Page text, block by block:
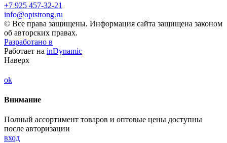
+7 925 457-32-21
info@optstrong.ru
© Все права защищены. Информация сайта защищена законом
об авторских правах.
Разработано в
Работает на inDynamic
Наверх
ok
Внимание
Полный ассортимент товаров и оптовые цены доступны
после авторизации
вход